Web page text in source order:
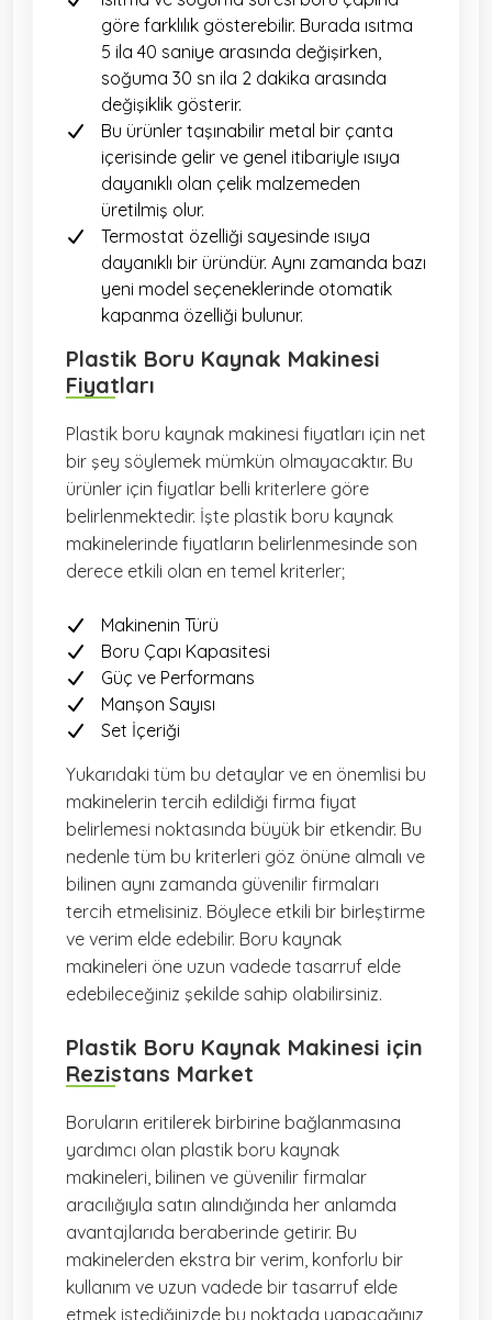
göre farklılık gösterebilir. Burada ısıtma
5 ila 40 saniye arasında değişirken,
soğuma 30 sn ila 2 dakika arasında
değişiklik gösterir.
Bu ürünler taşınabilir metal bir çanta
içerisinde gelir ve genel itibariyle ısıya
dayanıklı olan çelik malzemeden
üretilmiş olur.
Termostat özelliği sayesinde ısıya
dayanıklı bir üründür. Aynı zamanda bazı
yeni model seçeneklerinde otomatik
kapanma özelliği bulunur.
Plastik Boru Kaynak Makinesi
Fiyatları
Plastik boru kaynak makinesi fiyatları için net
bir şey söylemek mümkün olmayacaktır. Bu
ürünler için fiyatlar belli kriterlere göre
belirlenmektedir. İşte plastik boru kaynak
makinelerinde fiyatların belirlenmesinde son
derece etkili olan en temel kriterler;
Makinenin Türü
Boru Çapı Kapasitesi
Güç ve Performans
Manşon Sayısı
Set İçeriği
Yukarıdaki tüm bu detaylar ve en önemlisi bu
makinelerin tercih edildiği firma fiyat
belirlemesi noktasında büyük bir etkendir. Bu
nedenle tüm bu kriterleri göz önüne almalı ve
bilinen aynı zamanda güvenilir firmaları
tercih etmelisiniz. Böylece etkili bir birleştirme
ve verim elde edebilir. Boru kaynak
makineleri öne uzun vadede tasarruf elde
edebileceğiniz şekilde sahip olabilirsiniz.
Plastik Boru Kaynak Makinesi için
Rezistans Market
Boruların eritilerek birbirine bağlanmasına
yardımcı olan plastik boru kaynak
makineleri, bilinen ve güvenilir firmalar
aracılığıyla satın alındığında her anlamda
avantajlarıda beraberinde getirir. Bu
makinelerden ekstra bir verim, konforlu bir
kullanım ve uzun vadede bir tasarruf elde
etmek istediğinizde bu noktada yapacağınız